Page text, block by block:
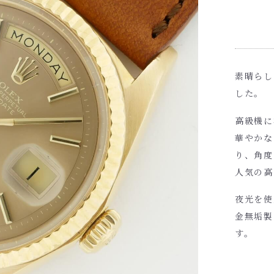
素晴ら
した。
高級機
華やか
り、角
人気の
夜光を
金無垢
す。